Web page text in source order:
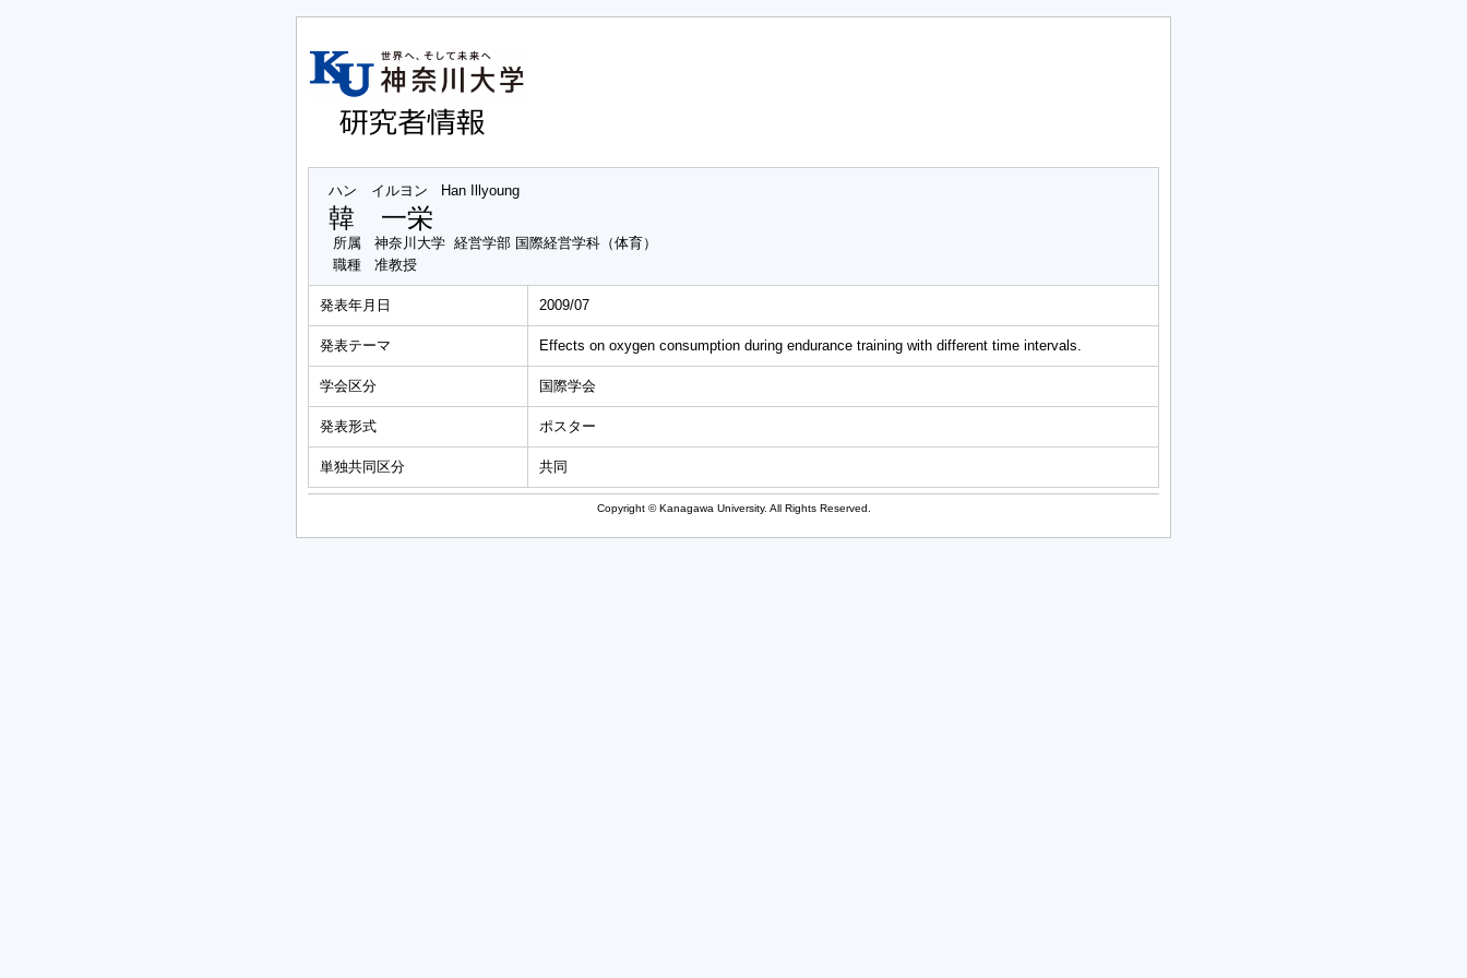
ハン イルヨン Han Illyoung
韓 一栄
所属
神奈川大学 経営学部 国際経営学科（体育）
職種
准教授
発表年月日 2009/07
発表テーマ Effects on oxygen consumption during endurance training with different time intervals.
学会区分 国際学会
発表形式 ポスター
単独共同区分 共同
Copyright © Kanagawa University. All Rights Reserved.